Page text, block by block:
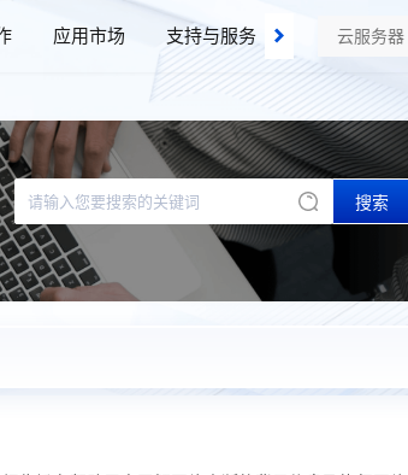
应用市场 支持与服务 了解我们
搜索